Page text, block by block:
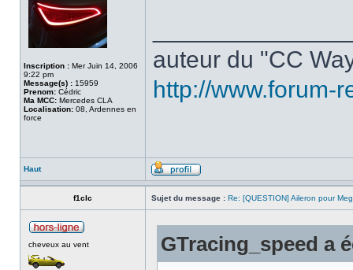
Inscription : Mer Juin 14, 2006
9:22 pm
Message(s) : 15959
Prenom: Cédric
Ma MCC: Mercedes CLA
Localisation: 08, Ardennes en
force
auteur du "CC
http://www.forum-
Haut
f1clc Sujet du message : Re: [QUESTION] Aileron pour
cheveux au vent GTracing_speed a